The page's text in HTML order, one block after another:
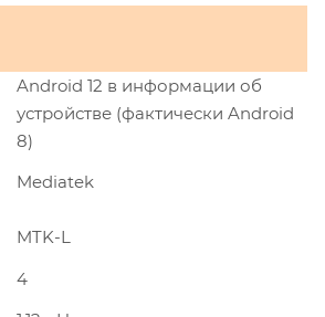
Android 12 в информации об
устройстве (фактически Android
8)
Mediatek
MTK-L
4